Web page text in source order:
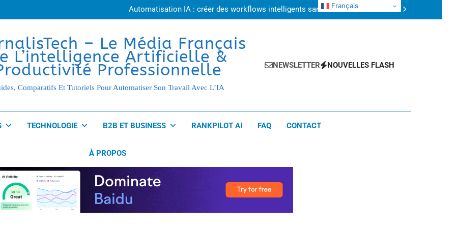
Automatisation IA : créer des workflows intelligents sans intervention
humaine
Agent IA en entreprise : 10 applications concrètes pour gagner du temps
Agent IA ou chatbot : quelles différences et lequel choisir ?
Automatisation IA : créer des workflows intelligents sans intervention
Agent IA en entreprise : 10 applications concrètes pour gagner du temps
Créer un agent IA sans coder : guide pratique pour automatiser ses tâches
– Le Média Français
L’intelligence Artificielle &
Professionnelle
Comparatifs Et Tutoriels Pour Automatiser Son Travail Avec L’IA
NEWSLETTER NOUVELLES FLASH
TECHNOLOGIE B2B ET BUSINESS RANKPILOT AI FAQ CONTACT
À PROPOS
Français